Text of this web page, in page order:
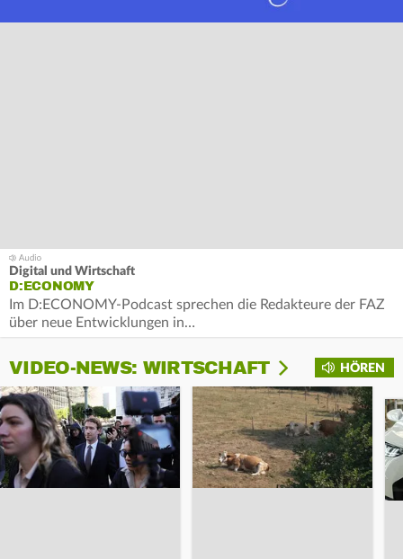
Digital und Wirtschaft
D:ECONOMY
Im D:ECONOMY-Podcast sprechen die Redakteure der FAZ
über neue Entwicklungen in…
HÖREN
VIDEO-NEWS: WIRTSCHAFT